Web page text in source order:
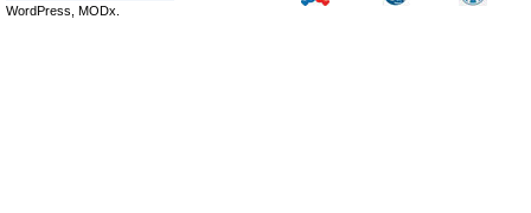
WordPress, MODx.